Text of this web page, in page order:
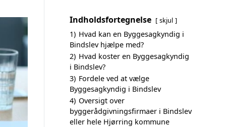
Indholdsfortegnelse skjul
1) Hvad kan en Byggesagkyndig i
Bindslev hjælpe med?
2) Hvad koster en Byggesagkyndig
i Bindslev?
3) Fordele ved at vælge
Byggesagkyndig i Bindslev
4) Oversigt over
byggerådgivningsfirmaer i Bindslev
eller hele Hjørring kommune